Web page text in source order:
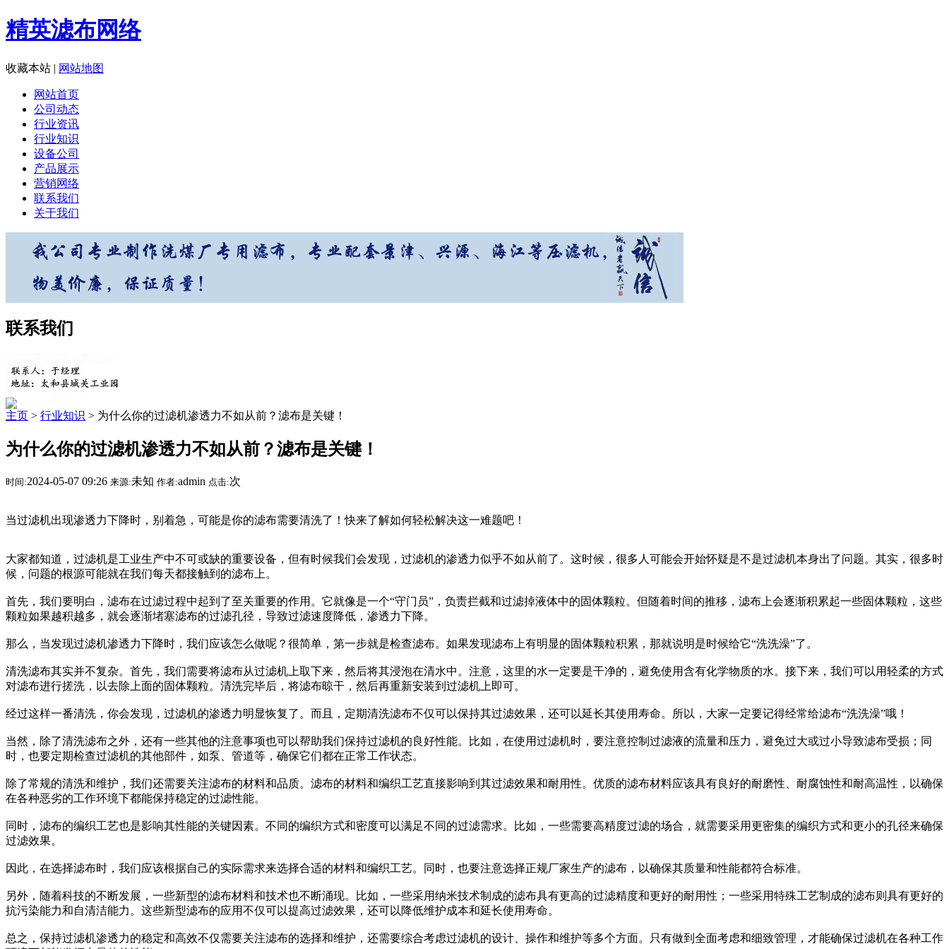
精英滤布网络
收藏本站 | 网站地图
网站首页
公司动态
行业资讯
行业知识
设备公司
产品展示
营销网络
联系我们
关于我们
联系我们
主页 > 行业知识 > 为什么你的过滤机渗透力不如从前？滤布是关键！
为什么你的过滤机渗透力不如从前？滤布是关键！
时间:2024-05-07 09:26 来源:未知 作者:admin 点击:次
当过滤机出现渗透力下降时，别着急，可能是你的滤布需要清洗了！快来了解如何轻松解决这一难题吧！
大家都知道，过滤机是工业生产中不可或缺的重要设备，但有时候我们会发现，过滤机的渗透力似乎不如从前了。这时候，很多人可能会开始怀疑是不是过滤机本身出了问题。其实，很多时
候，问题的根源可能就在我们每天都接触到的滤布上。
首先，我们要明白，滤布在过滤过程中起到了至关重要的作用。它就像是一个“守门员”，负责拦截和过滤掉液体中的固体颗粒。但随着时间的推移，滤布上会逐渐积累起一些固体颗粒，这些
颗粒如果越积越多，就会逐渐堵塞滤布的过滤孔径，导致过滤速度降低，渗透力下降。
那么，当发现过滤机渗透力下降时，我们应该怎么做呢？很简单，第一步就是检查滤布。如果发现滤布上有明显的固体颗粒积累，那就说明是时候给它“洗洗澡”了。
清洗滤布其实并不复杂。首先，我们需要将滤布从过滤机上取下来，然后将其浸泡在清水中。注意，这里的水一定要是干净的，避免使用含有化学物质的水。接下来，我们可以用轻柔的方式
对滤布进行搓洗，以去除上面的固体颗粒。清洗完毕后，将滤布晾干，然后再重新安装到过滤机上即可。
经过这样一番清洗，你会发现，过滤机的渗透力明显恢复了。而且，定期清洗滤布不仅可以保持其过滤效果，还可以延长其使用寿命。所以，大家一定要记得经常给滤布“洗洗澡”哦！
当然，除了清洗滤布之外，还有一些其他的注意事项也可以帮助我们保持过滤机的良好性能。比如，在使用过滤机时，要注意控制过滤液的流量和压力，避免过大或过小导致滤布受损；同
时，也要定期检查过滤机的其他部件，如泵、管道等，确保它们都在正常工作状态。
除了常规的清洗和维护，我们还需要关注滤布的材料和品质。滤布的材料和编织工艺直接影响到其过滤效果和耐用性。优质的滤布材料应该具有良好的耐磨性、耐腐蚀性和耐高温性，以确保
在各种恶劣的工作环境下都能保持稳定的过滤性能。
同时，滤布的编织工艺也是影响其性能的关键因素。不同的编织方式和密度可以满足不同的过滤需求。比如，一些需要高精度过滤的场合，就需要采用更密集的编织方式和更小的孔径来确保
过滤效果。
因此，在选择滤布时，我们应该根据自己的实际需求来选择合适的材料和编织工艺。同时，也要注意选择正规厂家生产的滤布，以确保其质量和性能都符合标准。
另外，随着科技的不断发展，一些新型的滤布材料和技术也不断涌现。比如，一些采用纳米技术制成的滤布具有更高的过滤精度和更好的耐用性；一些采用特殊工艺制成的滤布则具有更好的
抗污染能力和自清洁能力。这些新型滤布的应用不仅可以提高过滤效果，还可以降低维护成本和延长使用寿命。
总之，保持过滤机渗透力的稳定和高效不仅需要关注滤布的选择和维护，还需要综合考虑过滤机的设计、操作和维护等多个方面。只有做到全面考虑和细致管理，才能确保过滤机在各种工作